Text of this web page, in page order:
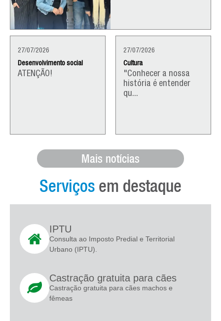
27/07/2026
Desenvolvimento social
ATENÇÃO!
27/07/2026
Cultura
"Conhecer a nossa
história é entender
qu...
Mais notícias
Serviços em destaque
IPTU
Consulta ao Imposto Predial e Territorial
Urbano (IPTU).
Castração gratuita para cães
Castração gratuita para cães machos e
fêmeas